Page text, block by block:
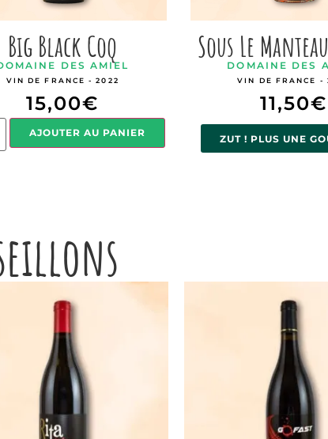
Big Black Coq
DES AMIEL
VIN DE FRANCE - 2022
15,00€
AJOUTER AU PANIER
Sous Le
DOMAINE DES
VIN DE FRANCE -
11,50€
ZUT ! PLUS UNE